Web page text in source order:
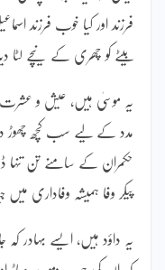
فرزند اور کیا خوب فرزند
بیٹے کو چھری کے نیچے لٹا
یہ موسیٰ ہیں، عیش و
مدد کے لیے سب کچھ چھوڑ دیا۔
حکمران کے سامنے تن تنہا
پیکر وفا ہمیشہ وفاداری
یہ داؤد ہیں، ایسے بہادر کہ